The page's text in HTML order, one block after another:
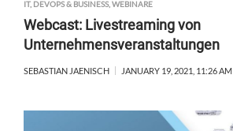
IT, DEVOPS & BUSINESS, WEBINARE
Webcast: Livestreaming von
Unternehmensveranstaltungen
SEBASTIAN JAENISCH JANUARY 19, 2021, 11:26 AM